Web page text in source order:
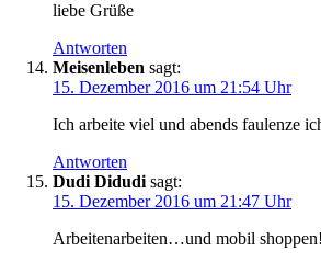
liebe Grüße
Antworten
Meisenleben sagt:
15. Dezember 2016 um 21:54 Uhr
Ich arbeite viel und abends faulenze
Antworten
Dudi Didudi sagt:
15. Dezember 2016 um 21:47 Uhr
Arbeitenarbeiten…und mobil shoppen!